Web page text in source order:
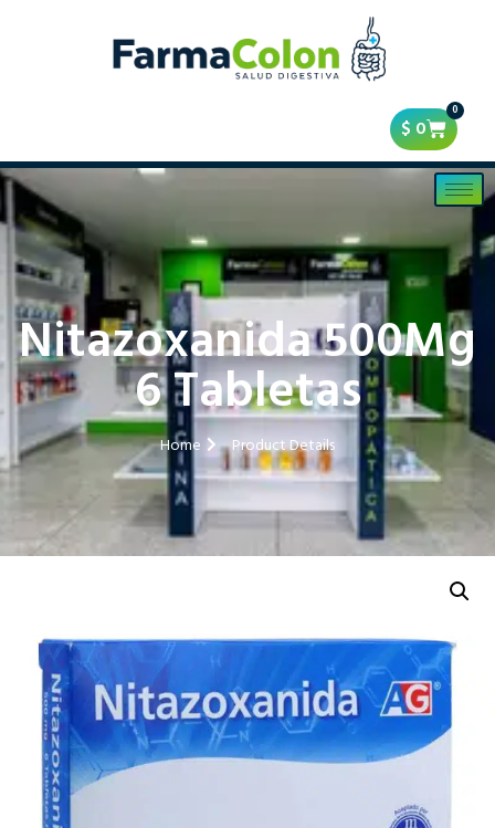
$0
0
Nitazoxanida 500Mg
6 Tabletas
Home Product Details